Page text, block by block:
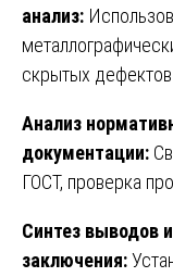
анализ:
скрытых дефектов
Анализ
документации:
ГОСТ, проверка
Синтез выводов
заключения: